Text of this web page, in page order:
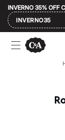
INVERNO 35% OFF
INVERNO35
Ofertas
Compre por